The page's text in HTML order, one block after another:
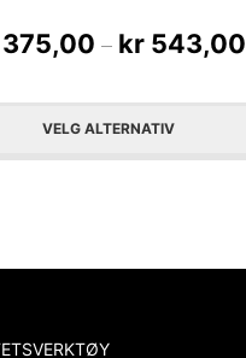
375,00 – kr 543,00
VELG ALTERNATIV